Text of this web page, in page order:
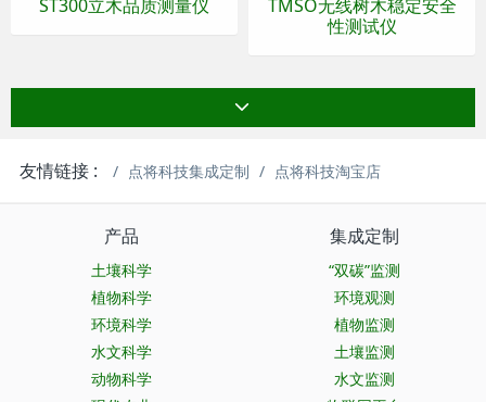
ST300立木品质测量仪
TMSO无线树木稳定安全
性测试仪
友情链接 : 点将科技集成定制 点将科技淘宝店
产品
土壤科学
植物科学
环境科学
水文科学
动物科学
集成定制
“双碳”监测
环境观测
植物监测
土壤监测
水文监测